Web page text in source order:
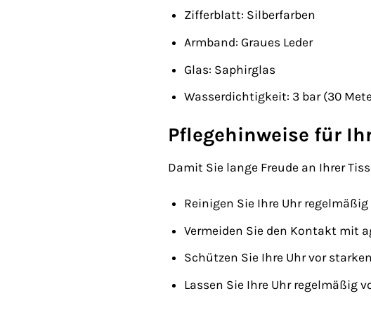
Zifferblatt: Silberfarben
Armband: Graues Leder
Glas: Saphirglas
Wasserdichtigkeit: 3 bar (30
Pflegehinweise für
Damit Sie lange Freude an Ihrer
Reinigen Sie Ihre Uhr
Vermeiden Sie den Kontakt mit
Schützen Sie Ihre Uhr vor
Lassen Sie Ihre Uhr regelmäßig